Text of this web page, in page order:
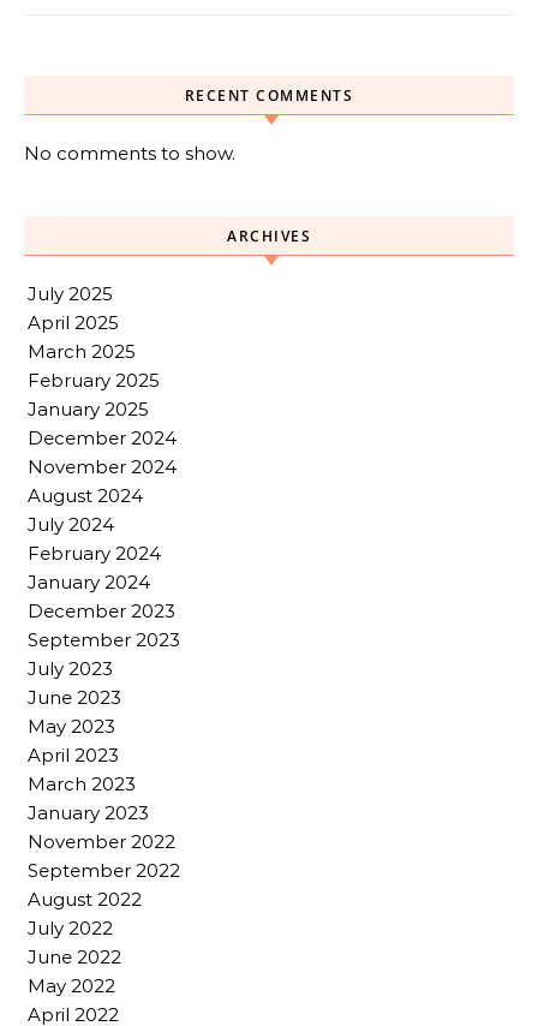
RECENT COMMENTS
No comments to show.
ARCHIVES
July 2025
April 2025
March 2025
February 2025
January 2025
December 2024
November 2024
August 2024
July 2024
February 2024
January 2024
December 2023
September 2023
July 2023
June 2023
May 2023
April 2023
March 2023
January 2023
November 2022
September 2022
August 2022
July 2022
June 2022
May 2022
April 2022